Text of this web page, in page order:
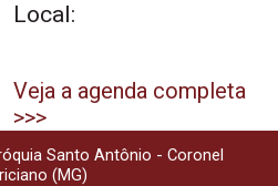
Local:
Veja a agenda completa
>>>
Santo Antônio - Coronel
(MG)